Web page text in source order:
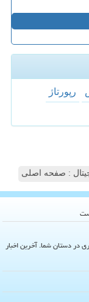
رپورتاژ
: صفحه اصلی
در دستان شما. آخرین اخبار